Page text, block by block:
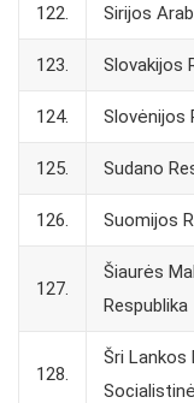
122. Sirijos
123. Slovakijos
124. Slovėnijos
125. Sudano
126. Suomijos
127.
Šiaurės
Respublika
128.
Šri Lankos